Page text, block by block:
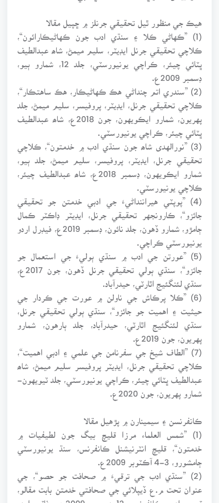
هيڪ جي منظور ٿيل تحقيقي جرنلز ۾ ڇپيل مقالا
(1) ”ڪهاڻي ڪلا ۽ سنڌي ادب جون ڪهاڻيڪارائون“،
ڪلاچي تحقيقي جرنل ايڊيٽر، سليم ميمڻ، شاھ عبدالطيف
ڀٽائي چيئر، ڪراچي يونيورسٽي، جلد 12، شمارو ٻيو،
(2) ”سندري اتم چنداڻي هڪ ڪهاڻيڪار، هڪ ساهتڪار“،
ڪلاچي تحقيقي جرنل، ايڊيٽر، پروفيسر، سليم ميمڻ، جلد
پهريون، شمارو ايڪويهون، جون 2018ع، شاھ عبدالطيف
ڀٽائي چيئر، ڪراچي يونيورسٽي.
(3) ”نورالهدى شاھ جون سنڌي ادب ۾ خدمتون“، ڪلاچي
تحقيقي جرنل، ايڊيٽر، پروفيسر، سليم ميمڻ، جلد ٻيو،
شمارو ايڪويهون، ڊسمبر 2018ع، شاھ عبدالطيف چيئر،
ڪلاچي يونيورسٽي.
(4) ”پوپٽي هيراننداڻيءَ جي ادبي خدمتن جو تحقيقي
جائزو“، ڪارونجهر تحقيقي جرنل، ايڊيٽر ڊاڪٽر ڪمال
ڄامڙو، شمارو ڏهون، جلد نائون، ڊسمبر 2019ع، فيڊرل اردو
يونيورسٽي ڪراچي.
(5) ”عورتن جي ادب ۾ سنڌي ٻوليءَ جي استعمال جو
سنڌي لئنگئيج اٿارٽي، حيدرآباد.
(6) ”ڪلا پرڪاش جي ناولن ۾ عورت جي ڪردار جي
حيثيت ۽ اهميت جو جائزو“، سنڌي ٻولي تحقيقي جرنل،
سنڌي لئنگئيج اٿارٽي، حيدرآباد، جلد ٻارهون، شمارو
(7) ”الطاف شيخ جي سفرنامن جي علمي ۽ ادبي اهميت“،
ڪلاچي تحقيقي جرنل، ايڊيٽر پروفيسر سليم ميمڻ، شاھ
عبدالطيف ڀٽائي چيئر، ڪراچي يونيورسٽي، جلد ٽيويهون-
شمارو پهريون، جون 2020ع.
ڪانفرنسن ۽ سيمينارن ۾ پڙهيل مقالا
(1) ”شمس العلماء مرزا قليچ بيگ جون لطيفيات ۾
خدمتون“، قليچ انٽرنيشنل ڪانفرنس، سنڌ يونيورسٽي
ڄامشورو، 3-4 آڪٽوبر 2009ع.
(2) ”سنڌي ادب جي ترقيءَ ۾ صحافت جو حصو“، جي
عنوان تحت م.ع ڏيپلائي جي صحافتي خدمتن بابت مقالو،
قومي ادبي ڪانفرنس، 12 ڊسمبر، 2009ع، وفاقي اردو